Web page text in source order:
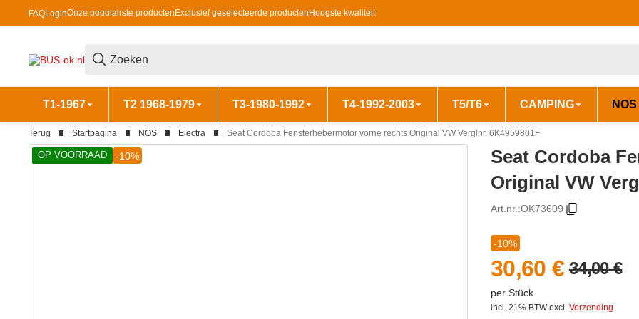
FAQLoginOnze populairste producten Exclusief geselecteerde producten Hoogste kwaliteit
T1-1967 T2 1968-1979 T3-1980-1992 T4-1992-2003 T5/T6 CAMPING NOS
Terug Startpagina NOS Electra Seat Cordoba Fensterhebermotor vorne rechts Original VW Verglnr. 6K4959801F
OP VOORRAAD -10%
Seat Cordoba
Original VW
Art.nr.:OK73609
-10%
30,60 € 34,00 €
per Stück
incl. 21% BTWexcl. Verzending